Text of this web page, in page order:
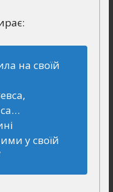
на своїй
у своїй